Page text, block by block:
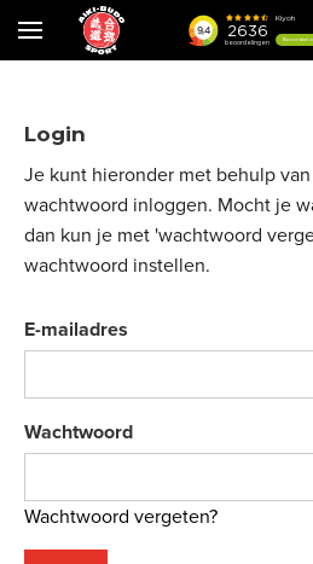
Login
Je kunt hieronder met behulp
wachtwoord inloggen. Mocht je
dan kun je met 'wachtwoord
wachtwoord instellen.
E-mailadres
Wachtwoord
Wachtwoord vergeten?